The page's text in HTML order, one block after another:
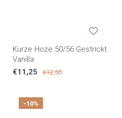
Kurze Hoze 50/56 Gestrickt
Vanilla
€11,25
€12,50
-10%